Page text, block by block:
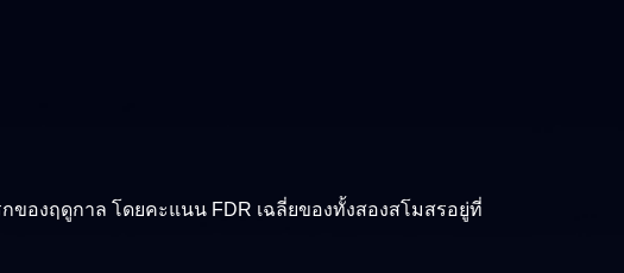
องฤดูกาล โดยคะแนน FDR เฉลี่ยของทั้งสองสโมสรอยู่ที่